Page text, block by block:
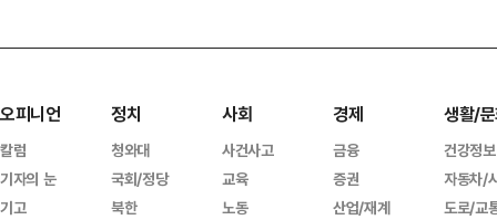
오피니언
칼럼
기자의 눈
기고
정치
청와대
국회/정당
북한
사회
사건사고
교육
노동
경제
금융
증권
산업/재계
생활/
건강정보
자동차/
도로/교